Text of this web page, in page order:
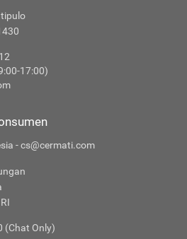
17:00)
- cs@cermati.com
(Chat Only)